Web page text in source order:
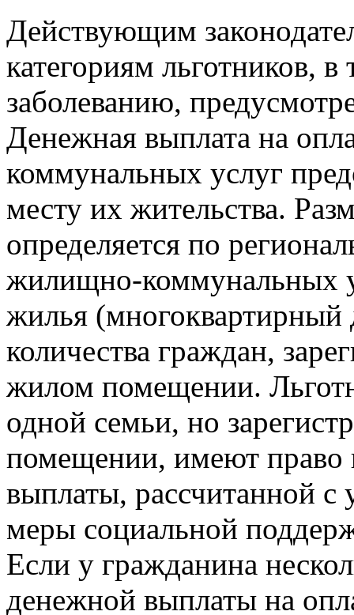
Действующим
категориям льготников,
заболеванию,
Денежная выплата на
коммунальных услуг
месту их жительства.
определяется по
жилищно-коммунальных
жилья
количества граждан,
жилом помещении.
одной семьи, но
помещении, имеют право
выплаты, рассчитанной
меры социальной
Если у гражданина
денежной выплаты на